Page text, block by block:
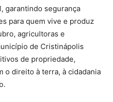
garantindo segurança
para quem vive e produz
agricultoras e
de Cristinápolis
de propriedade,
o direito à terra, à cidadania